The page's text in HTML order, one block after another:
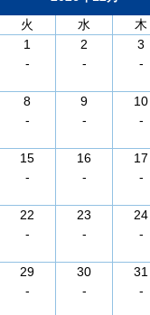
火 水 木
1
-
2
-
3
-
8
-
9
-
10
-
15
-
16
-
17
-
22
-
23
-
24
-
29
-
30
-
31
-